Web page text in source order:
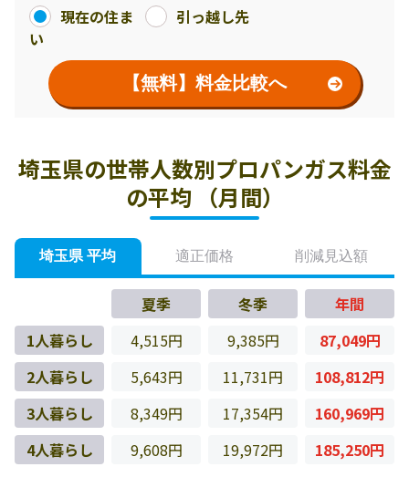
現在の住ま
い
引っ越し先
【無料】料金比較へ
埼玉県の世帯人数別プロパンガス料金
の平均 （月間）
埼玉県 平均 適正価格 削減見込額
夏季 冬季
年間
1人暮らし
4,515円 9,385円
87,049円
2人暮らし
5,643円 11,731円
108,812円
3人暮らし
8,349円 17,354円
160,969円
4人暮らし
9,608円 19,972円 185,250円